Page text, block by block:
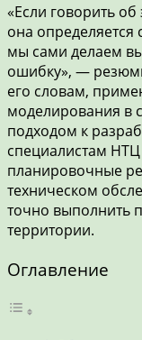
«Если говорить
она определяется
мы сами делаем
ошибку», —
его словам,
моделирования в
подходом к
специалистам
планировочные
техническом
точно выполнить
территории.
Оглавление